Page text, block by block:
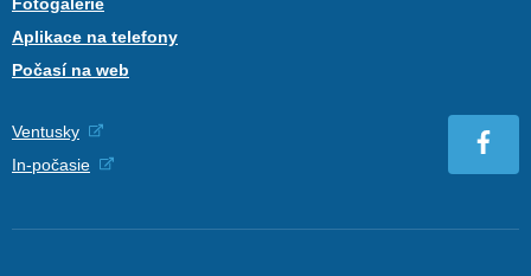
Aplikace na telefony
Počasí na web
Ventusky
In-počasie